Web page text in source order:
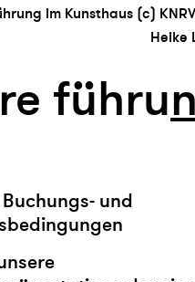
im Kunsthaus (c)
Heike
führun
und